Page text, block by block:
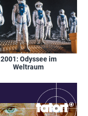
2001: Odyssee im
Weltraum